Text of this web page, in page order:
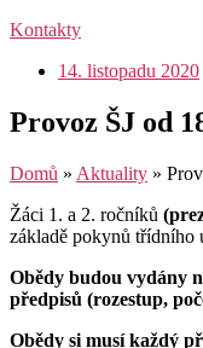
Kontakty
14. listopadu 2020
Provoz ŠJ od
Domů » Aktuality »
Žáci 1. a 2. ročníků
základě pokynů třídního
Obědy budou vydány
předpisů (rozestup,
Obědy si musí každý